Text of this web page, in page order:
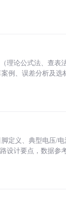
理论公式法、查表
例、误差分析及
定义、典型电压/
设计要点，数据参